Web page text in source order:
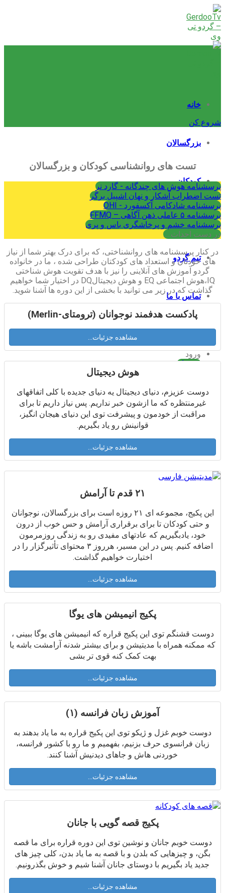
Skip
to
content
خانه
بزرگسالان
کودکان
نوجوانان
تیم گردو
تماس با ما
جستجو
ورود
ثبت نام
شروع کن
تست های روانشناسی کودکان و بزرگسالان
پرسشنامه هوش های چندگانه - گارد نر
تست اضطراب آشکار و نهان اشپیل برگر
پرسشنامه شادکامی آکسفورد - OHI
پرسشنامه ۵ عاملی ذهن آگاهی – FFMQ
پرسشنامه خشم و پرخاشگری باس و پری
در دست احداث.....
در کنار پرسشنامه های روانشناختی، که برای درک بهتر شما از نیاز
های خودتان و استعداد های کودکتان طراحی شده ، ما در خانواده
گردو آموزش های آنلاینی را نیز با هدف تقویت هوش شناختی
IQ،هوش اجتماعی EQ و هوش دیجیتالDQ در اختیار شما خواهیم
گذاشت که در زیر می توانید با بخشی از این دوره ها آشنا شوید.
پادکست هدفمند نوجوانان (ترومتای-Merlin)
مشاهده جزئیات...
هوش دیجیتال
دوست عزيزم، دنياى ديجيتال يه دنياى جديده با كلى اتفاقهاى
غيرمنتظره كه ما ازشون خبر نداريم. پس نياز داريم تا براى
مراقبت از خودمون و پيشرفت توى اين دنياى هيجان انگيز،
قوانينش رو ياد بگيريم.
مشاهده جزئیات...
۲۱ قدم تا آرامش
اين پكيج، مجموعه اى ٢١ روزه است براى بزرگسالان، نوجوانان
و حتى كودكان تا براى برقرارى آرامش و حس خوب از درون
خود، يادبگيريم كه عادتهاى مفيدى رو به زندگى روزمرمون
اضافه كنيم. پس در اين مسير، هرروز ٣ محتواى تأثيرگزار را در
اختيارت خواهيم گذاشت.
مشاهده جزئیات...
پکیج انیمیشن های یوگا
دوست قشنگم توی این پکیج قراره که انیمیشن های یوگا ببینی ،
که ممکنه همراه با مدیتیشن و برای بیشتر شدنه آرامشت باشه یا
بهت کمک کنه قوی تر بشی
مشاهده جزئیات...
آموزش زبان فرانسه (۱)
دوست خوبم غزل و ژیکو توی این پکیج قراره به ما یاد بدهند به
زبان فرانسوی حرف بزنیم، بفهمیم و ما رو با کشور فرانسه،
خوردنی هاش و جاهای دیدنیش آشنا کنند.
مشاهده جزئیات...
پکیج قصه گویی با جانان
دوست خوبم جانان و نوشین توی این دوره قراره برای ما قصه
بگن، و چیزهایی که بلدن و با قصه به ما یاد بدن، کلی چیز های
جدید یاد بگیریم با دوستای جانان آشنا شیم و خوش بگذرونیم.
مشاهده جزئیات...